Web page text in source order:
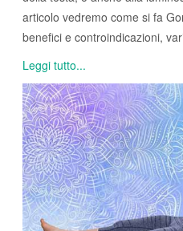
articolo vedremo come si fa
benefici e controindicazioni,
Leggi tutto...